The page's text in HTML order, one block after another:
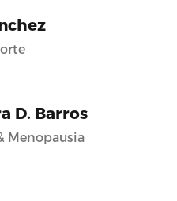
D. Barros
Menopausia